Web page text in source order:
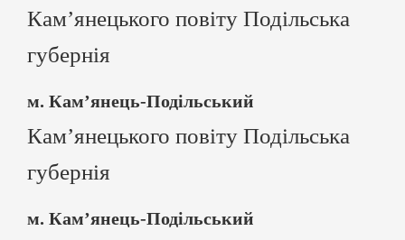
Кам’янецького повіту Подільська
губернія
м. Кам’янець-Подільський
Кам’янецького повіту Подільська
губернія
м. Кам’янець-Подільський